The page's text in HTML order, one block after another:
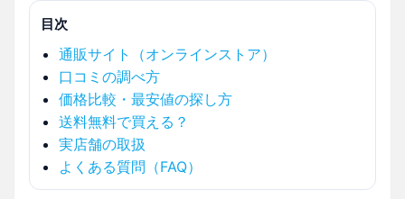
目次
通販サイト（オンラインストア）
口コミの調べ方
価格比較・最安値の探し方
送料無料で買える？
実店舗の取扱
よくある質問（FAQ）